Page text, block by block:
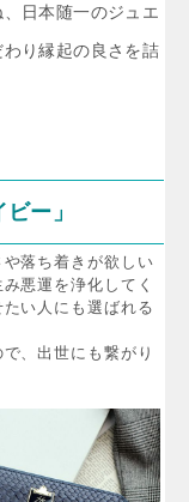
、日本随一のジュエ
り縁起の良さを詰
ー」
落ち着きが欲しい
悪運を浄化してく
い人にも選ばれる
、出世にも繋がり